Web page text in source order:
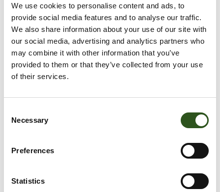
We use cookies to personalise content and ads, to
provide social media features and to analyse our traffic.
We also share information about your use of our site with
our social media, advertising and analytics partners who
may combine it with other information that you’ve
provided to them or that they’ve collected from your use
of their services.
Necessary
Preferences
Statistics
HAHAHA
Breedte:Vento folie Breedte 5.20mtr
Vento folie Breedte 5.20mtr
Vento Folie Breedte 9.20mtr
HET AANTAL BIJ 'TOEVOEGEN AAN WINKELWAGEN' STAAT VOOR HET
BESTELLING.
VOEG TOE AAN WINKELWAGEN